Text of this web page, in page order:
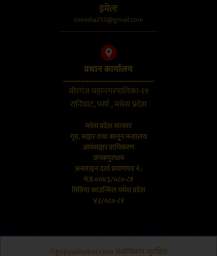
इमेलः
Gmedia255@gmail.com
....................................................................
प्रधान कार्यालय
...............................................
वीरगंज महानगरपालिका-११
रानिघाट, पर्सा , मधेस प्रदेस
मधेस प्रदेश सरकार
गृह, सञ्चार तथा कानून मन्त्रालय
आमसञ्चार प्राधिकरण
जनकपुरधाम
अनलाइन दर्ता प्रमाणपत्र नं.:
म.प्र.००४३/०८०-८१
मिडिया काउन्सिल मधेश प्रदेश
४३/०८०-८१
©gopyakhabar.com सर्वाधिकार सुरक्षित